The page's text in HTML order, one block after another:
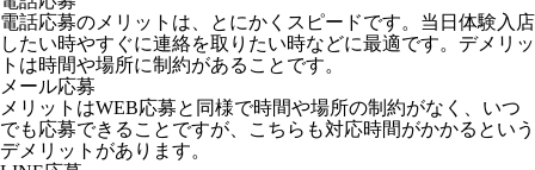
電話応募のメリットは、とにかくスピードです。当日体験入店
したい時やすぐに連絡を取りたい時などに最適です。デメリッ
トは時間や場所に制約があることです。
メール応募
メリットはWEB応募と同様で時間や場所の制約がなく、いつ
でも応募できることですが、こちらも対応時間がかかるという
デメリットがあります。